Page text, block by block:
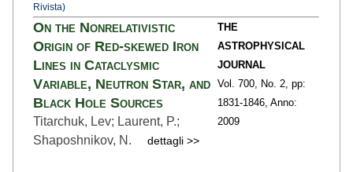
Rivista)
On the Nonrelativistic
Origin of Red-skewed Iron
Lines in Cataclysmic
Variable, Neutron Star, and
Black Hole Sources
Titarchuk, Lev; Laurent, P.;
Shaposhnikov, N.
dettagli >>
THE
ASTROPHYSICAL
JOURNAL
Vol. 700,
No. 2, pp:
1831-1846, Anno:
2009